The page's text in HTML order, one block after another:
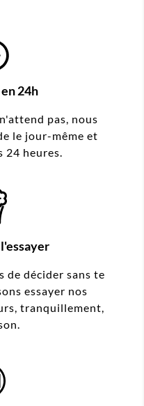
24h
pas, nous
le jour-même et
24 heures.
de décider sans te
essayer nos
tranquillement,